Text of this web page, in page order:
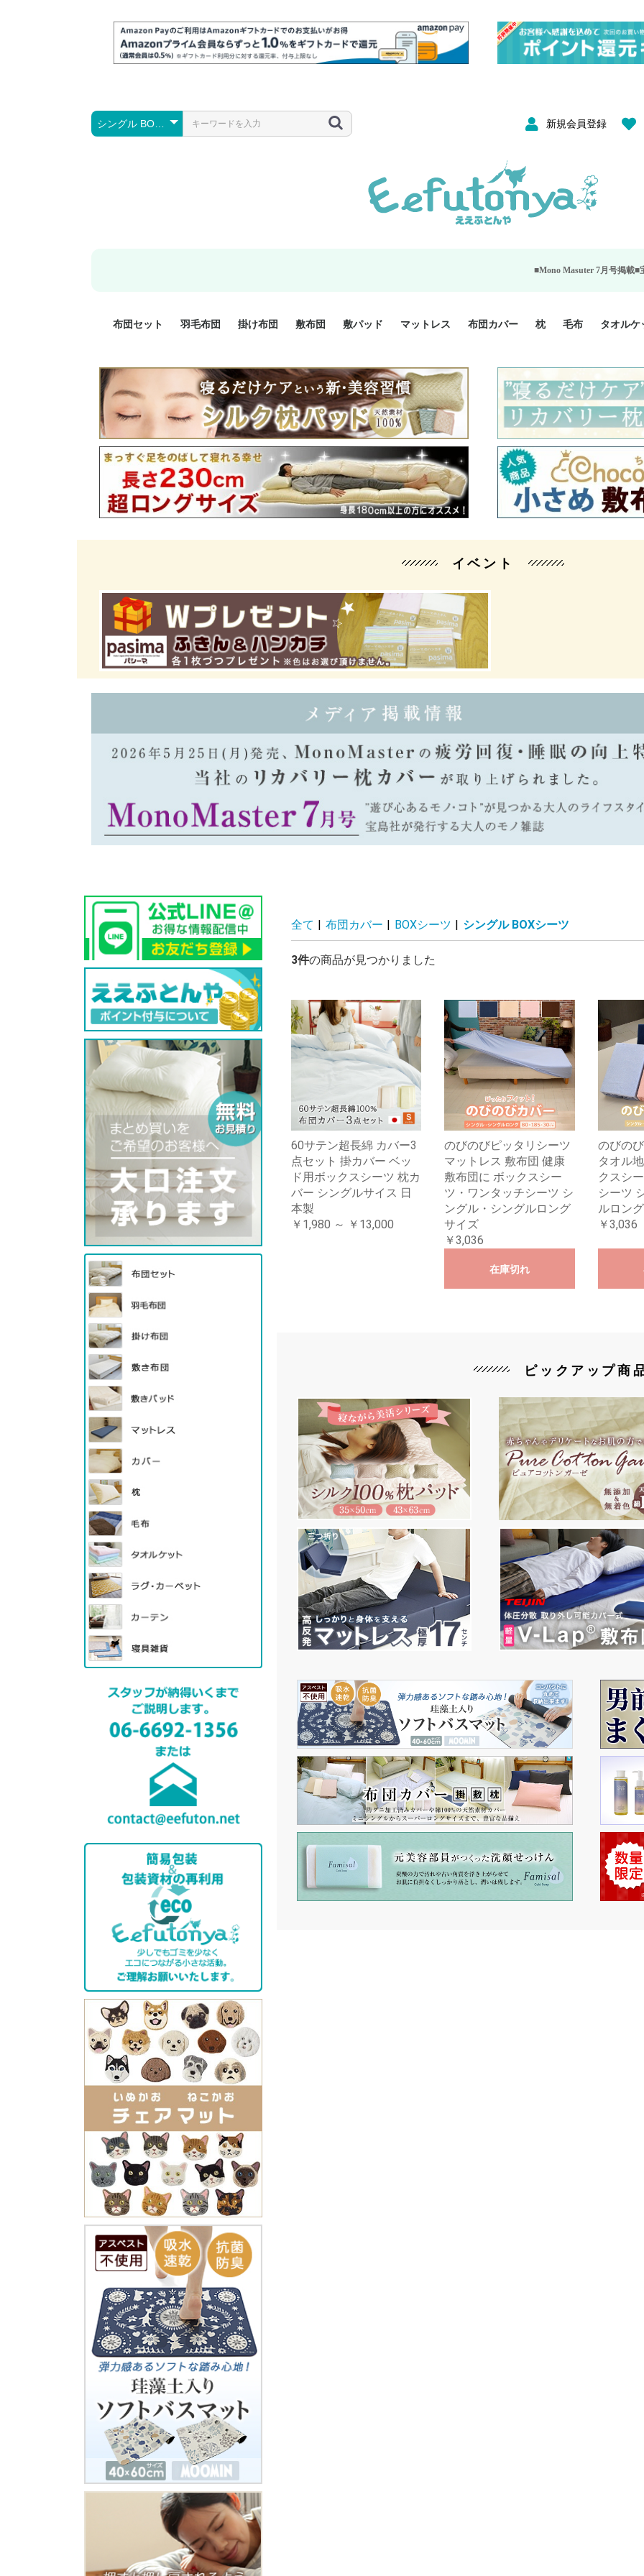
新規会員登録
■Mono Masuter 7月号掲載■宝島社が発行す
布団セット
羽毛布団セット 2点セット
3点セット
4点セット
5点セット
6点セット
エクセルゴールド
ロイヤルゴールド
マザーダックダウン
小さい布団セット
大きい布団セット
掛け布団セット 2点セット
3点セット
4点セット
6点セット
敷布団セット 2点セット
3点セット
羽毛布団
プレミアムゴールド
ロイヤルゴールド
エクセルゴールド
ニューゴールド
マザーダックダウン
マザーグースダウン
スーパーロングサイズ
洗える羽毛布団
肌掛け布団
掛け布団
防ダニ掛け布団
洗える掛け布団
小さい掛け布団
大きい掛け布団
肌掛け布団
敷布団
防ダニ敷布団
小さい敷布団 70cm幅 ミニシングル
75cm幅 ショートセミシ
ングル
80cm幅 セミシングル
大きい敷布団
機能性敷布団
敷パッド
シングルサイズ敷パッド
小さい敷パッド
大きい敷パッド
シルク敷パッド
枕パッド
シルク枕パッド
除湿シート
接触冷感パッド
暖かパッド
ガーゼケット
オーガニックコットン
ベッドパッド
パッドセット
マットレス 布団カバー
掛け布団カバー ジュ
シン
シン
カバー
セミ
ー
ダブ
ダブ
バー
クィ
暖か
敷布団カバー ジュ
セミ
ー
シン
シン
バー
ダブ
枕カバー シル
BOXシーツ シン
シン
ツ
セミ
ダブ
スー
ツ
防ダニカバー
クッションカバー
オーガニックコットン
カバーセット カバ
カバ
枕
小さめ 35×50cm
やや小さめ 35×55cm
普通 43×63cm
大きめ 50×70cm
パイプ枕
高反発枕
低反発枕
機能性枕・その他枕
毛布 タオルケ
ハーフ
シング
セミダ
ダブル
接触冷感
天然素
イベント
全て | 布団カバー | BOXシーツ | シングル BOXシーツ
3件の商品が見つかりました
60サテン超長綿 カバー3
点セット 掛カバー ベッ
ド用ボックスシーツ 枕カ
バー シングルサイス 日
本製
￥1,980 ～ ￥13,000
のびのびピッタリシーツ
マットレス 敷布団 健康
敷布団に ボックスシー
ツ・ワンタッチシーツ シ
ングル・シングルロング
サイズ
￥3,036
在庫切れ
のびの
タオル
クスシ
シーツ
ルロン
￥3,036
ピックアップ商